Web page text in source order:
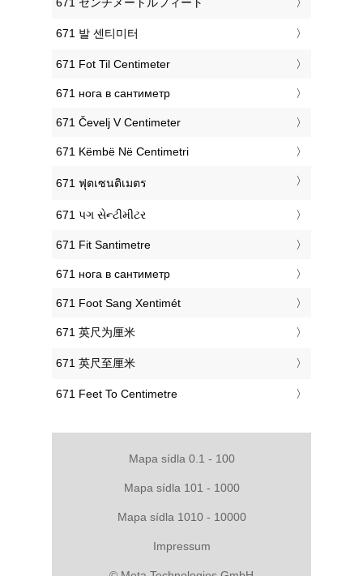
‎671 발 센티미터
‎671 Fot Til Centimeter
‎671 нога в сантиметр
‎671 Čevelj V Centimeter
‎671 Këmbë Në Centimetri
‎671 ฟุตเซนติเมตร
‎671 પગ સેન્ટીમીટર
‎671 Fit Santimetre
‎671 нога в сантиметр
‎671 Foot Sang Xentimét
‎671 英尺为厘米
‎671 英尺至厘米
‎671 Feet To Centimetre
Mapa sídla 0.1 - 100
Mapa sídla 101 - 1000
Mapa sídla 1010 - 10000
Impressum